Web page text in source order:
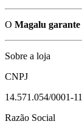
O Magalu garante
Sobre a loja
CNPJ
14.571.054/0001-11
Razão Social